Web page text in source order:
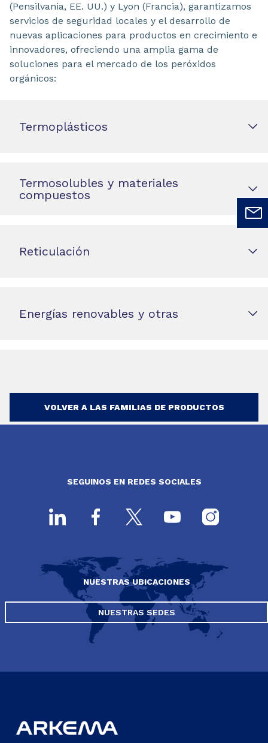
(Pensilvania, EE. UU.) y Lyon (Francia), garantizamos
servicios de seguridad locales y el desarrollo de
nuevas aplicaciones para productos en crecimiento e
innovadores, ofreciendo una amplia gama de
soluciones para el mercado de los peróxidos
orgánicos:
Termoplásticos
Termosolubles y materiales
compuestos
Reticulación
Energías renovables y otras
VOLVER A LAS FAMILIAS DE PRODUCTOS
SEGUINOS EN REDES SOCIALES
NUESTRAS UBICACIONES
NUESTRAS SEDES